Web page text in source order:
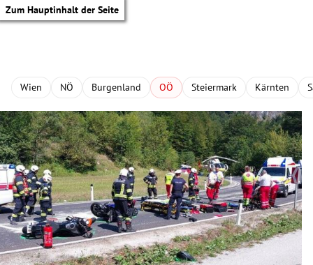
Zum Hauptinhalt der Seite
Wien NÖ Burgenland OÖ Steiermark Kärnten